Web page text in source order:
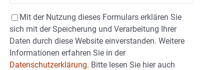
Mit der Nutzung dieses Formulars erklären Sie
sich mit der Speicherung und Verarbeitung Ihrer
Daten durch diese Website einverstanden. Weitere
Informationen erfahren Sie in der
Datenschutzerklärung. Bitte lesen Sie hier auch